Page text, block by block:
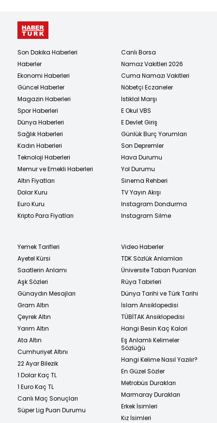
Son Dakika Haberleri
Haberler
Ekonomi Haberleri
Güncel Haberler
Magazin Haberleri
Spor Haberleri
Dünya Haberleri
Sağlık Haberleri
Kadın Haberleri
Teknoloji Haberleri
Memur ve Emekli Haberleri
Altın Fiyatları
Dolar Kuru
Euro Kuru
Kripto Para Fiyatları
Canlı Borsa
Namaz Vakitleri 2026
Cuma Namazı Vakitleri
Nöbetçi Eczaneler
İstiklal Marşı
E Okul VBS
E Devlet Giriş
Günlük Burç Yorumları
Son Depremler
Hava Durumu
Yol Durumu
Sinema Rehberi
TV Yayın Akışı
Instagram Dondurma
Instagram Silme
Yemek Tarifleri
Ayetel Kürsi
Saatlerin Anlamı
Aşk Sözleri
Günaydın Mesajları
Gram Altın
Çeyrek Altın
Yarım Altın
Ata Altın
Cumhuriyet Altını
22 Ayar Bilezik
1 Dolar Kaç TL
1 Euro Kaç TL
Canlı Maç Sonuçları
Süper Lig Puan Durumu
Video Haberler
TDK Sözlük Anlamları
Üniversite Taban Puanları
Rüya Tabirleri
Dünya Tarihi ve Türk Tarihi
İslam Ansiklopedisi
TÜBİTAK Ansiklopedisi
Hangi Besin Kaç Kalori
Eş Anlamlı Kelimeler
Sözlüğü
Hangi Kelime Nasıl Yazılır?
En Güzel Sözler
Metrobüs Durakları
Marmaray Durakları
Erkek İsimleri
Kız İsimleri